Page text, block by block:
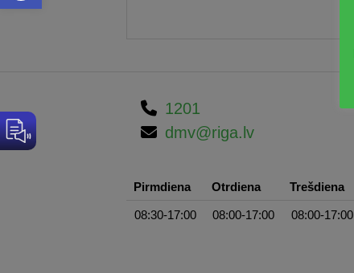
1201
dmv@riga.lv
Pirmdiena Otrdiena Trešdiena
08:30-17:00 08:00-17:00 08:00-17:00